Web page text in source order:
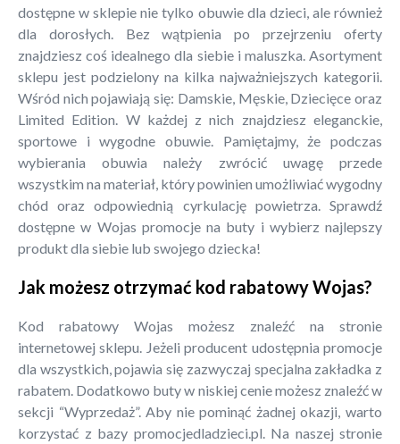
dostępne w sklepie nie tylko obuwie dla dzieci, ale również
dla dorosłych. Bez wątpienia po przejrzeniu oferty
znajdziesz coś idealnego dla siebie i maluszka. Asortyment
sklepu jest podzielony na kilka najważniejszych kategorii.
Wśród nich pojawiają się: Damskie, Męskie, Dziecięce oraz
Limited Edition. W każdej z nich znajdziesz eleganckie,
sportowe i wygodne obuwie. Pamiętajmy, że podczas
wybierania obuwia należy zwrócić uwagę przede
wszystkim na materiał, który powinien umożliwiać wygodny
chód oraz odpowiednią cyrkulację powietrza. Sprawdź
dostępne w Wojas promocje na buty i wybierz najlepszy
produkt dla siebie lub swojego dziecka!
Jak możesz otrzymać kod rabatowy Wojas?
Kod rabatowy Wojas możesz znaleźć na stronie
internetowej sklepu. Jeżeli producent udostępnia promocje
dla wszystkich, pojawia się zazwyczaj specjalna zakładka z
rabatem. Dodatkowo buty w niskiej cenie możesz znaleźć w
sekcji “Wyprzedaż”. Aby nie pominąć żadnej okazji, warto
korzystać z bazy promocjedladzieci.pl. Na naszej stronie